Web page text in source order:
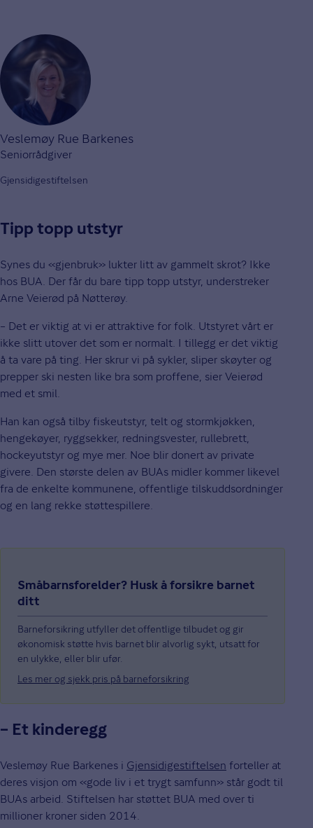
Veslemøy Rue Barkenes
Seniorrådgiver
Gjensidigestiftelsen
Tipp topp utstyr
Synes du «gjenbruk» lukter litt av gammelt skrot? Ikke
hos BUA. Der får du bare tipp topp utstyr, understreker
Arne Veierød på Nøtterøy.
– Det er viktig at vi er attraktive for folk. Utstyret vårt er
ikke slitt utover det som er normalt. I tillegg er det viktig
å ta vare på ting. Her skrur vi på sykler, sliper skøyter og
prepper ski nesten like bra som proffene, sier Veierød
med et smil.
Han kan også tilby fiskeutstyr, telt og stormkjøkken,
hengekøyer, ryggsekker, redningsvester, rullebrett,
hockeyutstyr og mye mer. Noe blir donert av private
givere. Den største delen av BUAs midler kommer likevel
fra de enkelte kommunene, offentlige tilskuddsordninger
og en lang rekke støttespillere.
Småbarnsforelder? Husk å forsikre barnet
ditt
Barneforsikring utfyller det offentlige tilbudet og gir
økonomisk støtte hvis barnet blir alvorlig sykt, utsatt for
en ulykke, eller blir ufør.
Les mer og sjekk pris på barneforsikring
– Et kinderegg
Veslemøy Rue Barkenes i Gjensidigestiftelsen forteller at
deres visjon om «gode liv i et trygt samfunn» står godt til
BUAs arbeid. Stiftelsen har støttet BUA med over ti
millioner kroner siden 2014.